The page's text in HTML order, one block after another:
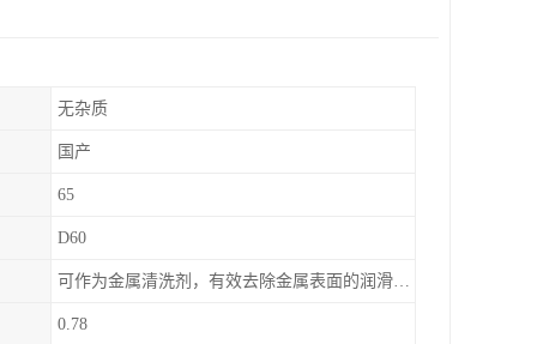
无杂质
国产
65
D60
可作为金属清洗剂，有效去除金属表面的润滑油、防锈油及加工油等矿物油污渍，且清洗后能在金属表面形成薄油膜，兼具防锈效果。此外，还适用于配制金属防锈油、冲压油、拉伸油等。
0.78